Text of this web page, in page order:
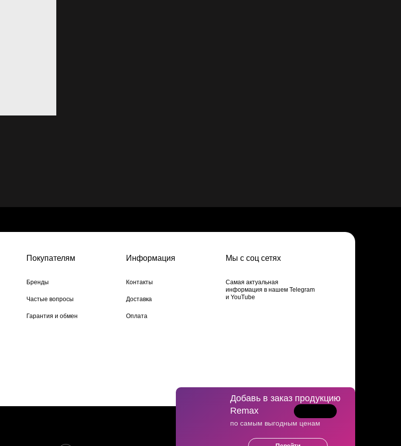
Бренды Контакты
Самая актуальная
информация в нашем Telegram
и YouTube
Частые вопросы Доставка
Гарантия и обмен Оплата
Покупателям Информация Мы с соц сетях
Политика конфиденцильности
по самым выгодным ценам
Добавь в заказ продукцию
Remax